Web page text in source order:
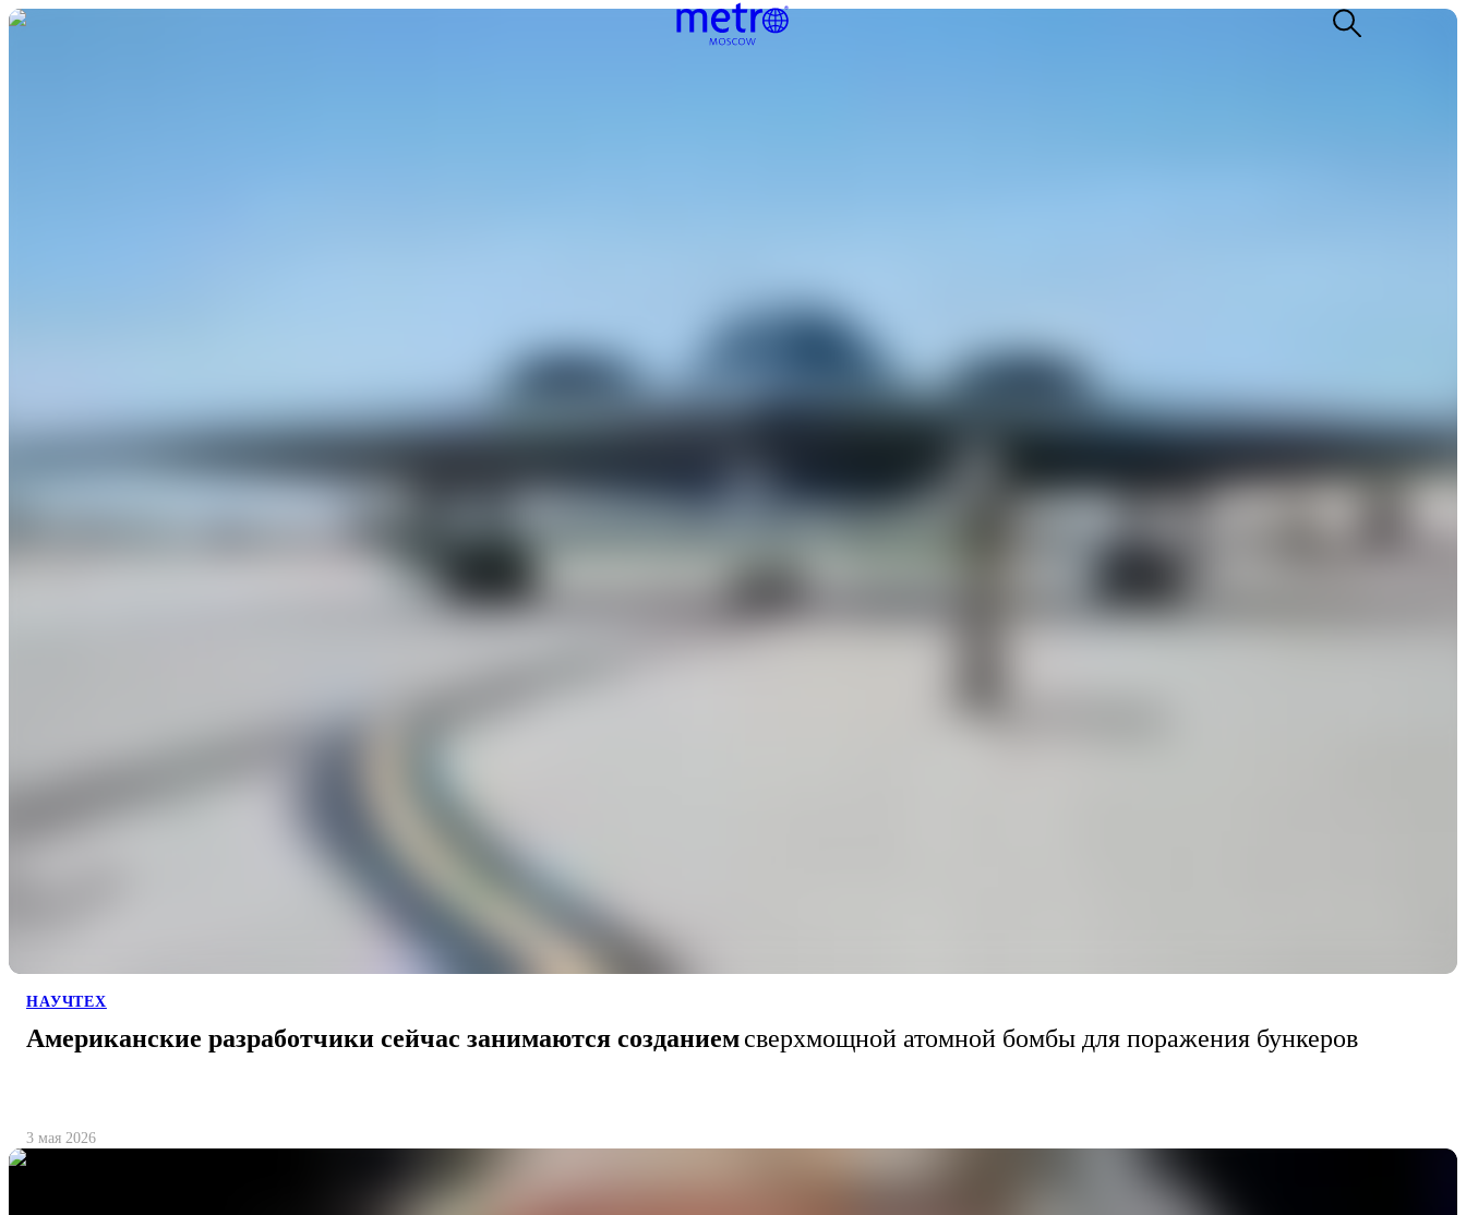
НАУЧТЕХ
Американские разработчики сейчас занимаются созданиемсверхмощной атомной бомбы для поражения бункеров
3 мая 2026